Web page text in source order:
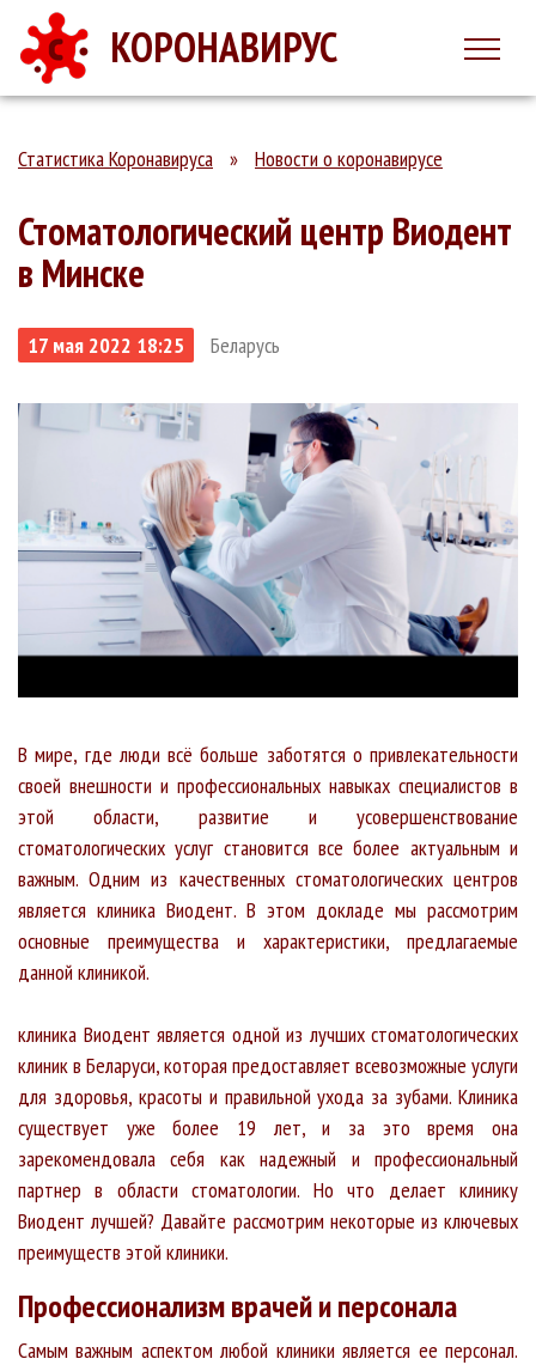
КОРОНАВИРУС
Статистика Коронавируса » Новости о коронавирусе
Стоматологический центр Виодент
в Минске
17 мая 2022 18:25 Беларусь
В мире, где люди всё больше заботятся о привлекательности
своей внешности и профессиональных навыках специалистов в
этой области, развитие и усовершенствование
стоматологических услуг становится все более актуальным и
важным. Одним из качественных стоматологических центров
является клиника Виодент. В этом докладе мы рассмотрим
основные преимущества и характеристики, предлагаемые
данной клиникой.
клиника Виодент является одной из лучших стоматологических
клиник в Беларуси, которая предоставляет всевозможные услуги
для здоровья, красоты и правильной ухода за зубами. Клиника
существует уже более 19 лет, и за это время она
зарекомендовала себя как надежный и профессиональный
партнер в области стоматологии. Но что делает клинику
Виодент лучшей? Давайте рассмотрим некоторые из ключевых
преимуществ этой клиники.
Профессионализм врачей и персонала
Самым важным аспектом любой клиники является ее персонал.